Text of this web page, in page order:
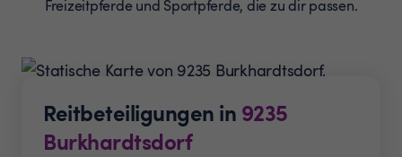
Freizeitpferde und Sportpferde, die zu dir passen.
Reitbeteiligungen in 9235
Burkhardtsdorf